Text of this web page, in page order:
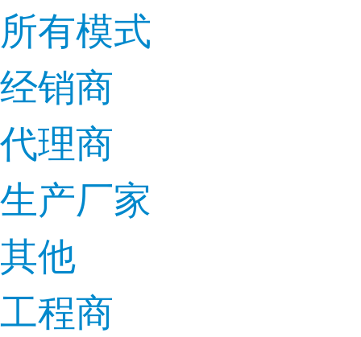
所有模式
经销商
代理商
生产厂家
其他
工程商